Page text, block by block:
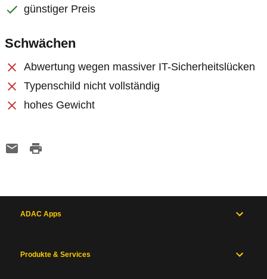
günstiger Preis
Schwächen
Abwertung wegen massiver IT-Sicherheitslücken
Typenschild nicht vollständig
hohes Gewicht
ADAC Apps
Produkte & Services